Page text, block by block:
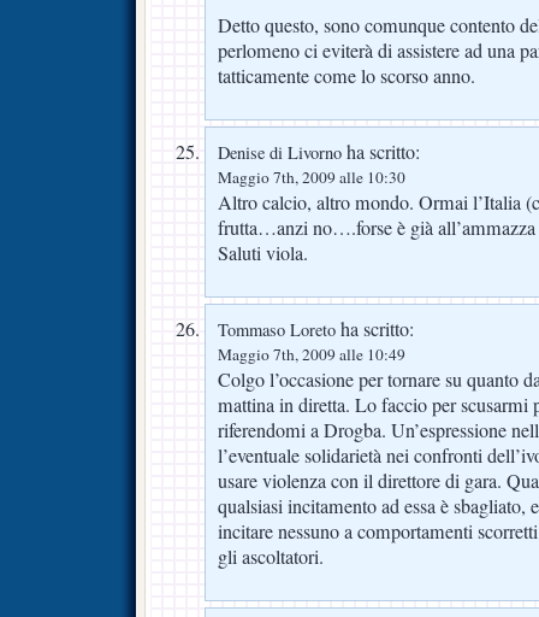
Detto questo, sono comunque contento
perlomeno ci eviterà di assistere ad una
tatticamente come lo scorso anno.
Denise di Livorno ha scritto:
Maggio 7th, 2009 alle 10:30
Altro calcio, altro mondo. Ormai l’Italia
frutta…anzi no….forse è già
Saluti viola.
Tommaso Loreto ha scritto:
Maggio 7th, 2009 alle 10:49
Colgo l’occasione per tornare su quanto
mattina in diretta. Lo faccio per scusarmi
riferendomi a Drogba. Un’espressione
l’eventuale solidarietà nei confronti
usare violenza con il direttore di gara.
qualsiasi incitamento ad essa è sbagliato,
incitare nessuno a comportamenti
gli ascoltatori.